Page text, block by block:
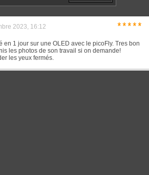
2023, 16:12 *****
en 1 jour sur une OLED avec le picoFly. Tres bon
les photos de son travail si on demande!
les yeux fermés.